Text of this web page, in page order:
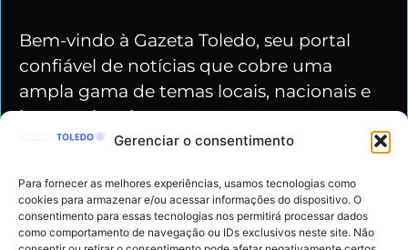
Gerenciar o consentimento
Para fornecer as melhores experiências, usamos tecnologias como
cookies para armazenar e/ou acessar informações do dispositivo. O
consentimento para essas tecnologias nos permitirá processar dados
como comportamento de navegação ou IDs exclusivos neste site. Não
Bem-vindo à Gazeta Toledo, seu portal
confiável de notícias que cobre uma
ampla gama de temas locais, nacionais e
internacionais.
Nossas redes